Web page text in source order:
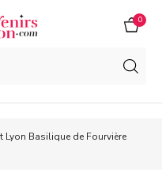
0
Lyon Basilique de Fourvière